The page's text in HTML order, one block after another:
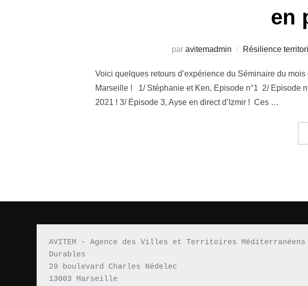
en
par avitemadmin Résilience
Voici quelques retours d’expérience du Séminaire du
Marseille ! 1/ Stéphanie et Ken, Episode n°1 2/ Episode
2021 ! 3/ Épisode 3, Ayse en direct d’Izmir ! Ces …
AVITEM - Agence des Villes et Territoires Méditerranéens
Durables
29 boulevard Charles Nédelec
13003 Marseille